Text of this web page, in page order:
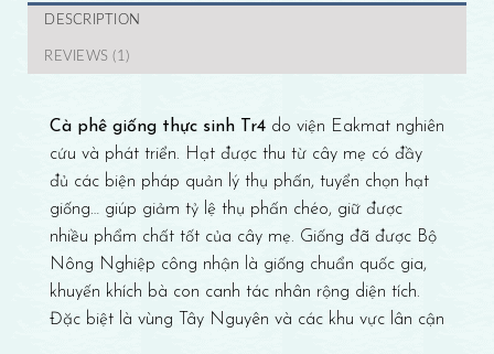
DESCRIPTION
REVIEWS (1)
Cà phê giống thực sinh Tr4 do viện Eakmat nghiên
cứu và phát triển. Hạt được thu từ cây mẹ có đầy
đủ các biện pháp quản lý thụ phấn, tuyển chọn hạt
giống… giúp giảm tỷ lệ thụ phấn chéo, giữ được
nhiều phẩm chất tốt của cây mẹ. Giống đã được Bộ
Nông Nghiệp công nhận là giống chuẩn quốc gia,
khuyến khích bà con canh tác nhân rộng diện tích.
Đặc biệt là vùng Tây Nguyên và các khu vực lân cận